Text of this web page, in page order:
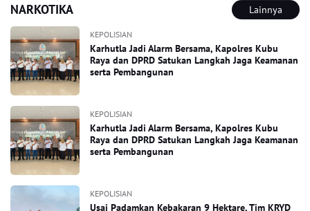
NARKOTIKA Lainnya
KEPOLISIAN
Karhutla Jadi Alarm Bersama, Kapolres Kubu
Raya dan DPRD Satukan Langkah Jaga Keamanan
serta Pembangunan
KEPOLISIAN
Karhutla Jadi Alarm Bersama, Kapolres Kubu
Raya dan DPRD Satukan Langkah Jaga Keamanan
serta Pembangunan
KEPOLISIAN
Usai Padamkan Kebakaran 9 Hektare, Tim KRYD